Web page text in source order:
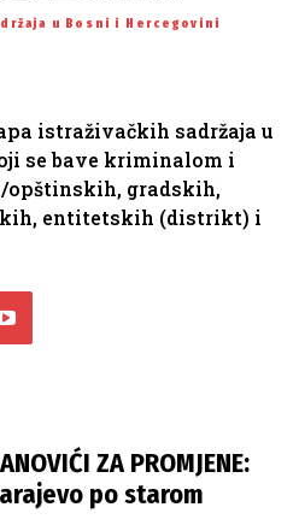
u Bosni i Hercegovini
istraživačkih sadržaja u
se bave kriminalom i
gradskih,
entitetskih (distrikt) i
ZA PROMJENE:
po starom